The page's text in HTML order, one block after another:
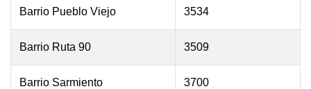
Barrio Pueblo Viejo 3534
Barrio Ruta 90 3509
Barrio Sarmiento 3700